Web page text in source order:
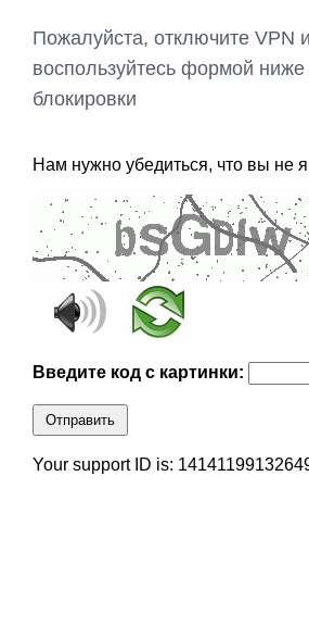
Пожалуйста, отключите VPN
воспользуйтесь формой
блокировки
Нам нужно убедиться, что вы не
Введите код с картинки:
Отправить
Your support ID is: